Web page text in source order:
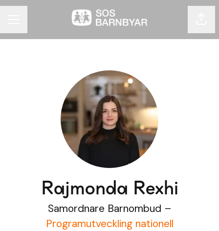
Rajmonda Rexhi
Samordnare Barnombud –
Programutveckling nationell